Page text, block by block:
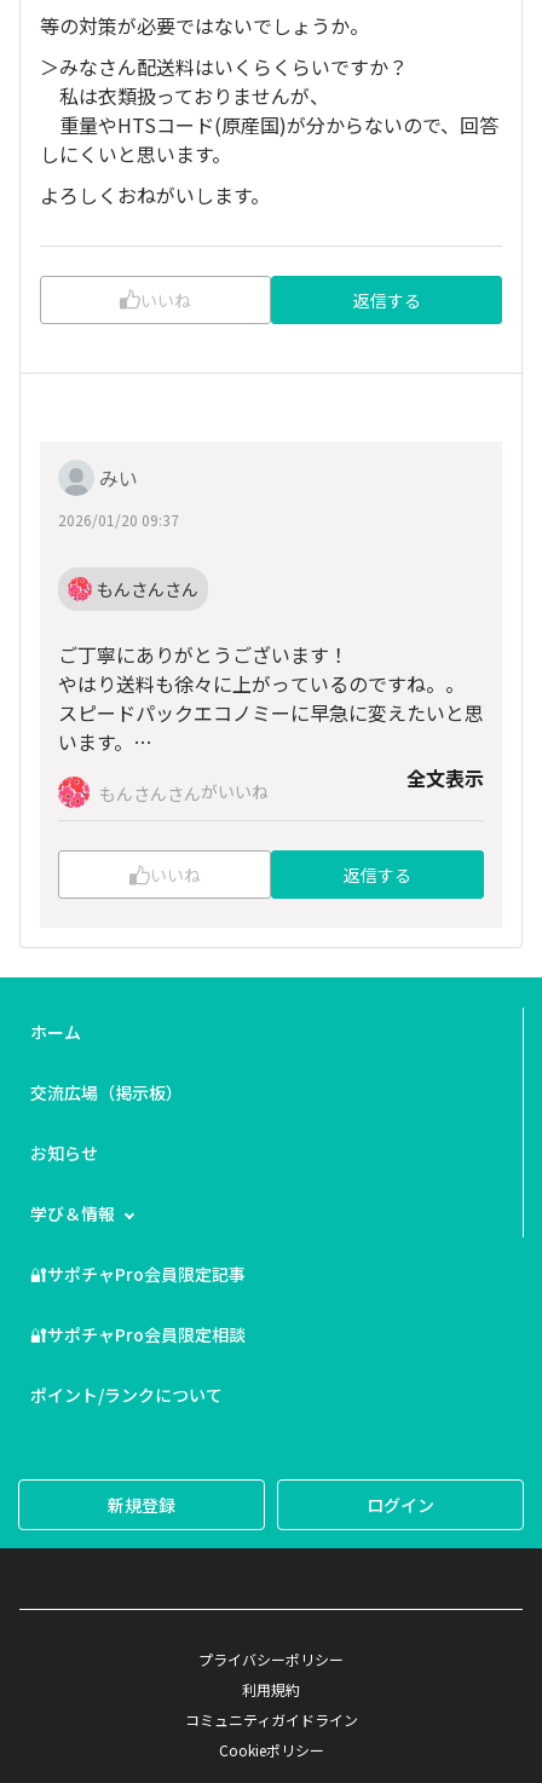
等の対策が必要ではないでしょうか。
＞みなさん配送料はいくらくらいですか？
私は衣類扱っておりませんが、
重量やHTSコード(原産国)が分からないので、回答
しにくいと思います。
よろしくおねがいします。
いいね 返信する
みい
2026/01/20 09:37
もんさんさん
ご丁寧にありがとうございます！
やはり送料も徐々に上がっているのですね。。
スピードパックエコノミーに早急に変えたいと思
います。
HTSコード見直しなどもやりたいと思います。
ありがとうございました！
もんさんさんがいいね 全文表示
いいね 返信する
ホーム
交流広場（掲示板）
お知らせ
学び＆情報
🔐サポチャPro会員限定記事
🔐サポチャPro会員限定相談
ポイント/ランクについて
新規登録 ログイン
プライバシーポリシー
利用規約
コミュニティガイドライン
Cookieポリシー